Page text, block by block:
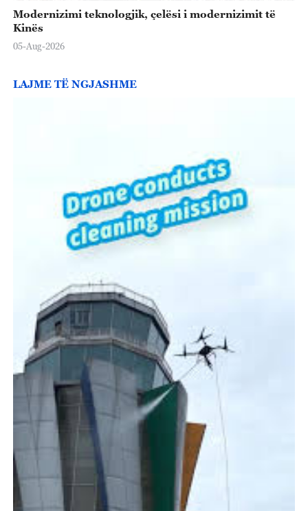
Modernizimi teknologjik, çelësi i modernizimit të
Kinës
05-Aug-2026
LAJME TË NGJASHME